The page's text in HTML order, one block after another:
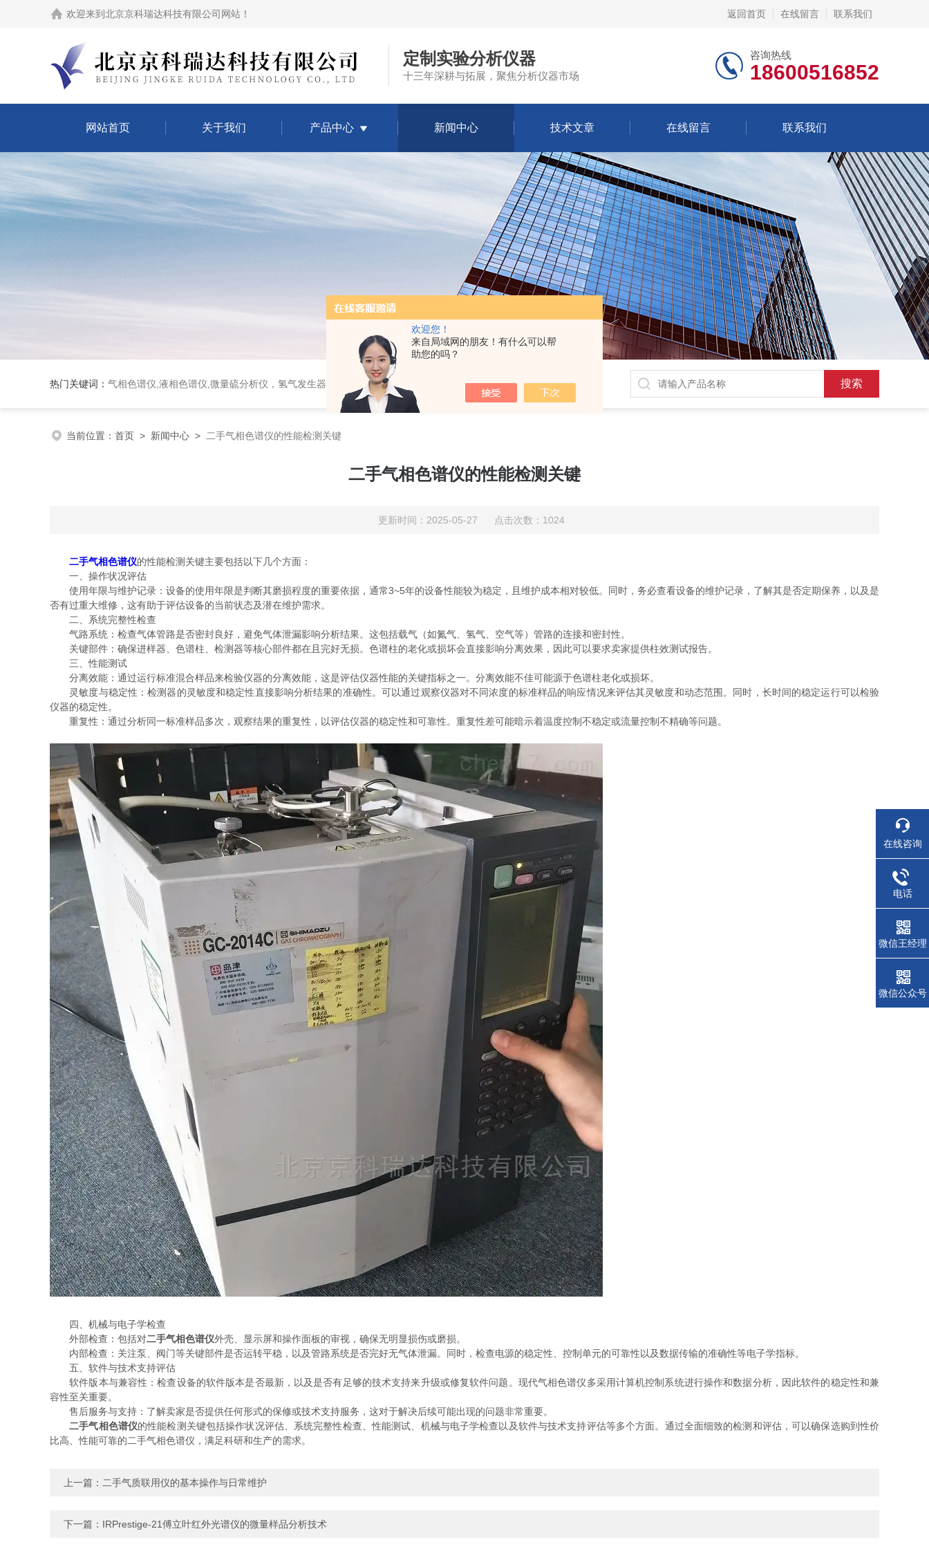
欢迎您！
来自局域网的朋友！有什么可以帮
助您的吗？
欢迎来到 北京京科瑞达科技有限公司网站 ！ 返回首页 在线留言 联系我们
定制实验分析仪器
十三年深耕与拓展，聚焦分析仪器市场
咨询热线
18600516852
网站首页 关于我们 产品中心 新闻中心 技术文章 在线留言 联系我们
热门关键词： 气相色谱仪,液相色谱仪,微量硫分析仪，氢气发生器，氮气发生器，空气发生器，色谱耗件（N2000色谱工作站，色谱柱、阀件、进样器、色谱担体），顶空进样器，热解析仪，紫外分光光度计，原子吸收分光光度计，傅立叶红外光谱仪，分析天平等常规实验室产品。
当前位置： 首页 > 新闻中心 > 二手气相色谱仪的性能检测关键
二手气相色谱仪的性能检测关键
更新时间：2025-05-27 点击次数：1024
二手气相色谱仪的性能检测关键主要包括以下几个方面：
一、操作状况评估
使用年限与维护记录：设备的使用年限是判断其磨损程度的重要依据，通常3~5年的设备性能较为稳定，且维护成本相对较低。同时，务必查看设备的维护记录，了解其是否定期保养，以及是
否有过重大维修，这有助于评估设备的当前状态及潜在维护需求。
二、系统完整性检查
气路系统：检查气体管路是否密封良好，避免气体泄漏影响分析结果。这包括载气（如氮气、氢气、空气等）管路的连接和密封性。
关键部件：确保进样器、色谱柱、检测器等核心部件都在且完好无损。色谱柱的老化或损坏会直接影响分离效果，因此可以要求卖家提供柱效测试报告。
三、性能测试
分离效能：通过运行标准混合样品来检验仪器的分离效能，这是评估仪器性能的关键指标之一。分离效能不佳可能源于色谱柱老化或损坏。
灵敏度与稳定性：检测器的灵敏度和稳定性直接影响分析结果的准确性。可以通过观察仪器对不同浓度的标准样品的响应情况来评估其灵敏度和动态范围。同时，长时间的稳定运行可以检验
仪器的稳定性。
重复性：通过分析同一标准样品多次，观察结果的重复性，以评估仪器的稳定性和可靠性。重复性差可能暗示着温度控制不稳定或流量控制不精确等问题。
四、机械与电子学检查
外部检查：包括对二手气相色谱仪外壳、显示屏和操作面板的审视，确保无明显损伤或磨损。
内部检查：关注泵、阀门等关键部件是否运转平稳，以及管路系统是否完好无气体泄漏。同时，检查电源的稳定性、控制单元的可靠性以及数据传输的准确性等电子学指标。
五、软件与技术支持评估
软件版本与兼容性：检查设备的软件版本是否最新，以及是否有足够的技术支持来升级或修复软件问题。现代气相色谱仪多采用计算机控制系统进行操作和数据分析，因此软件的稳定性和兼
容性至关重要。
售后服务与支持：了解卖家是否提供任何形式的保修或技术支持服务，这对于解决后续可能出现的问题非常重要。
二手气相色谱仪的性能检测关键包括操作状况评估、系统完整性检查、性能测试、机械与电子学检查以及软件与技术支持评估等多个方面。通过全面细致的检测和评估，可以确保选购到性价
比高、性能可靠的二手气相色谱仪，满足科研和生产的需求。
上一篇： 二手气质联用仪的基本操作与日常维护
下一篇： IRPrestige-21傅立叶红外光谱仪的微量样品分析技术
在线咨询
电话
微信王经理
微信公众号